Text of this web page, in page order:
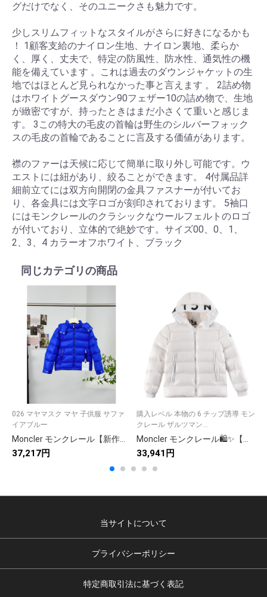
グだけでなく、そのユニークさも魅力です。
少しスリムフィットなスタイルがさらに好きになるかも
！ 1顧客支給のナイロン生地、ナイロン裏地、柔らか
く、厚く、丈夫で、特定の防風性、防水性、通気性の機
能を備えています 。これは過去のダウンジャケットの生
地ではほとんど見られなかった事と言えます 。 2詰め物
はホワイトグースダウン90フェザー10の詰め物で、生地
が緻密ですが、持ったときはまだ小さくて重いと感じま
す。 3この特大の毛皮の首輪は野生のシルバーフォック
スの毛皮の首輪であることに言及する価値があります。
襟のファーは天候に応じて簡単に取り外し可能です。ウ
エストには紐があり、絞ることができます。 4付属品詳
細前立てには双方向開閉の金具ファスナーが付いてお
り、各金具には文字ロゴが刻印されております。 5袖口
にはモンクレールのクラシックなウールフェルトのロゴ
が付いており、立体的で絶妙です。サイズ00、0、1、
2、3、4 カラーオフホワイト、ブラック
同じカテゴリの商品
026 マヤマスク マヤ 子供服 サファ
イアブルー
Moncler モンクレール【新作】モンクレール ダウンジャケット レディース✨ 秋冬必須アイテム🕊️ 高級素材☁️ 保温性抜群🔥
37,217円
購入レベル 本物の 6 チップ誘導 モン
クレール ザルツマン...
Moncler モンクレール🛍️✨【モンクレール ダウンジャケット】人気のロング丈 秋冬 レディース 高級ダウンコート🕊️🔥
33,941円
当サイトについて
プライバシーポリシー
特定商取引法に基づく表記